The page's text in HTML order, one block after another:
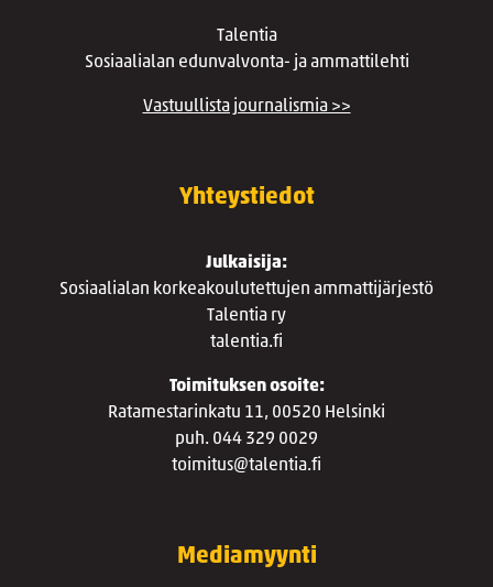
Talentia
Sosiaalialan edunvalvonta- ja ammattilehti
Vastuullista journalismia >>
Yhteystiedot
Julkaisija:
Sosiaalialan korkeakoulutettujen ammattijärjestö
Talentia ry
talentia.fi
Toimituksen osoite:
Ratamestarinkatu 11, 00520 Helsinki
puh. 044 329 0029
toimitus@talentia.fi
Mediamyynti